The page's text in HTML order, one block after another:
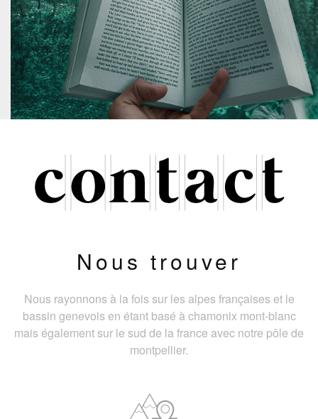
Nous trouver
Nous rayonnons à la fois sur les alpes françaises et le
bassin genevois en étant basé à chamonix mont-blanc
mais également sur le sud de la france avec notre pôle de
montpellier.